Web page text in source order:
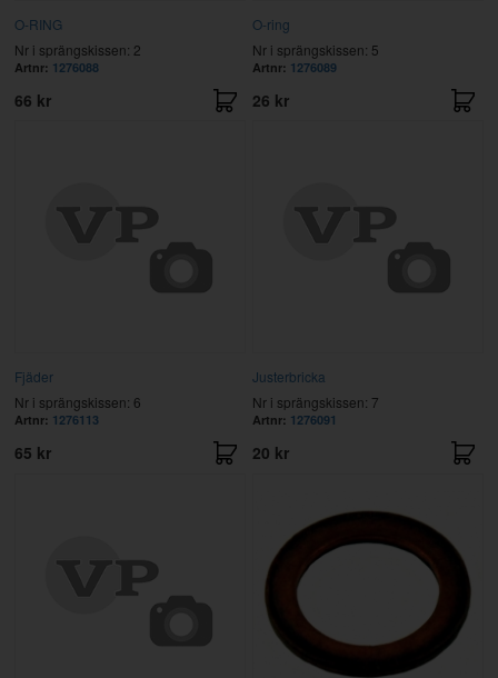
O-RING
Nr i sprängskissen: 2
Artnr: 1276088
66 kr
O-ring
Nr i sprängskissen: 5
Artnr: 1276089
26 kr
Fjäder
Nr i sprängskissen: 6
Artnr: 1276113
65 kr
Justerbricka
Nr i sprängskissen: 7
Artnr: 1276091
20 kr